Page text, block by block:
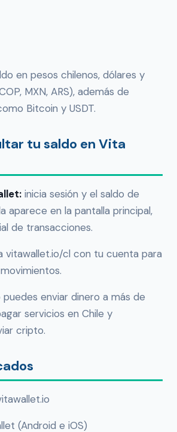
en pesos chilenos, dólares y
MXN, ARS), además de
Bitcoin y USDT.
tu saldo en Vita
inicia sesión y el saldo de
aparece en la pantalla principal,
de transacciones.
vitawallet.io/cl con tu cuenta para
enviar dinero a más de
servicios en Chile y
cripto.
(Android e iOS)